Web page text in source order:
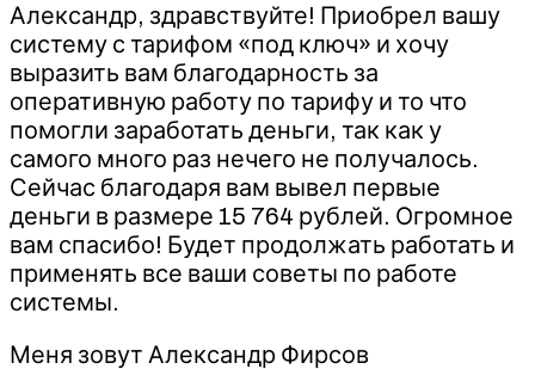
Александр, здравствуйте! Приобрел вашу
систему с тарифом «под ключ» и хочу
выразить вам благодарность за
оперативную работу по тарифу и то что
помогли заработать деньги, так как у
самого много раз нечего не получалось.
Сейчас благодаря вам вывел первые
деньги в размере 15 764 рублей. Огромное
вам спасибо! Будет продолжать работать и
применять все ваши советы по работе
системы.
Меня зовут Александр Фирсов